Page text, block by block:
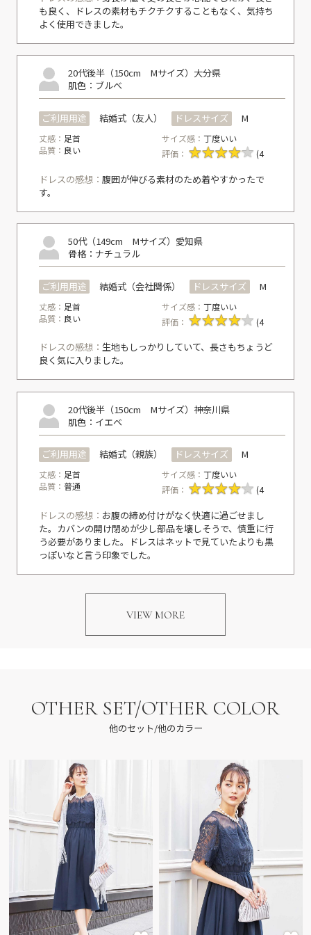
も良く、ドレスの素材もチクチクすることもなく、気持ち
よく使用できました。
20代後半（150cm Mサイズ） 大分県
肌色：ブルべ
ご利用用途 結婚式（友人） ドレスサイズ M
丈感： 足首 サイズ感：丁度いい
品質： 良い 評価： (4
ドレスの感想： 腹囲が伸びる素材のため着やすかったで
す。
50代（149cm Mサイズ） 愛知県
骨格：ナチュラル
ご利用用途 結婚式（会社関係） ドレスサイズ M
丈感： 足首 サイズ感：丁度いい
品質： 良い 評価： (4
ドレスの感想： 生地もしっかりしていて、長さもちょうど
良く気に入りました。
20代後半（150cm Mサイズ） 神奈川県
肌色：イエベ
ご利用用途 結婚式（親族） ドレスサイズ M
丈感： 足首 サイズ感：丁度いい
品質： 普通 評価： (4
ドレスの感想： お腹の締め付けがなく快適に過ごせまし
た。カバンの開け閉めが少し部品を壊しそうで、慎重に行
う必要がありました。ドレスはネットで見ていたよりも黒
っぽいなと言う印象でした。
VIEW MORE
OTHER SET/OTHER COLOR
他のセット/他のカラー